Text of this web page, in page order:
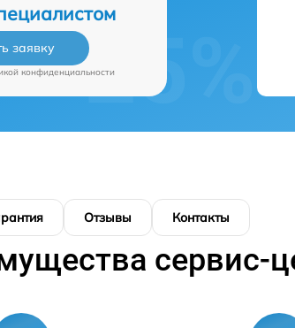
заявку
конфиденциальности
Отзывы Контакты
сервис-